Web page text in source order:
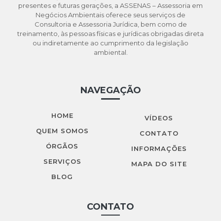
Logística reversa ambiental
Logística reversa para as empresas
Logistica reversa cetesb
Manifesto de transporte de resíduos são paulo
Orçamento licenciamento ambiental
Orçamento pgrs
Outorga de água
Outorga de água para poço artesiano
Outorga de água em são paulo
presentes e futuras gerações, a ASSENAS – Assessoria em
Negócios Ambientais oferece seus serviços de
Consultoria e Assessoria Jurídica, bem como de
treinamento, às pessoas físicas e jurídicas obrigadas direta
ou indiretamente ao cumprimento da legislação
ambiental.
NAVEGAÇÃO
HOME
QUEM SOMOS
ÓRGÃOS
SERVIÇOS
BLOG
VÍDEOS
CONTATO
INFORMAÇÕES
MAPA DO SITE
CONTATO